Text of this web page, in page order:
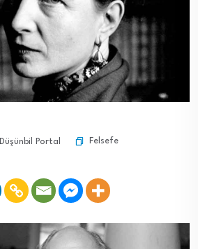
Düşünbil Portal Felsefe